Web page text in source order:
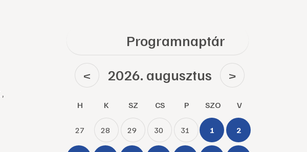
,
Programnaptár
< 2026. augusztus >
H K SZ CS P SZO V
27 28 29 30 31 1 2